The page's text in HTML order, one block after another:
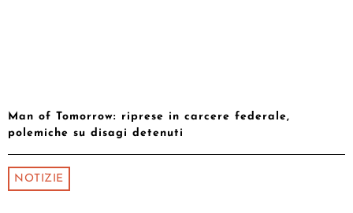
Man of Tomorrow: riprese in carcere federale,
polemiche su disagi detenuti
NOTIZIE